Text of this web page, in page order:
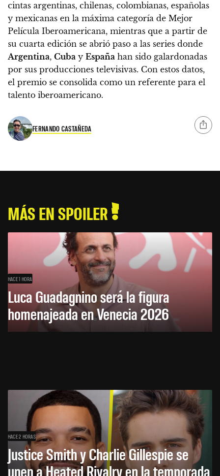
cintas argentinas, chilenas, colombianas, españolas
y mexicanas en la máxima categoría de Mejor
Película Iberoamericana, mientras que a partir de
su cuarta edición se abrió paso a las series donde
Argentina, Cuba y España han sido galardonadas
por sus producciones televisivas. Con estos datos,
el premio se consolida como un referente para el
talento iberoamericano.
FERNANDO CASTAÑEDA
MÁS EN SPOILER
HACE 1 HORA
Luca Guadagnino será la figura
homenajeada en Venecia 2026
HACE 2 HORAS
Justice Smith y Charlie Gillespie se
unen a Heated Rivalry en la temporada